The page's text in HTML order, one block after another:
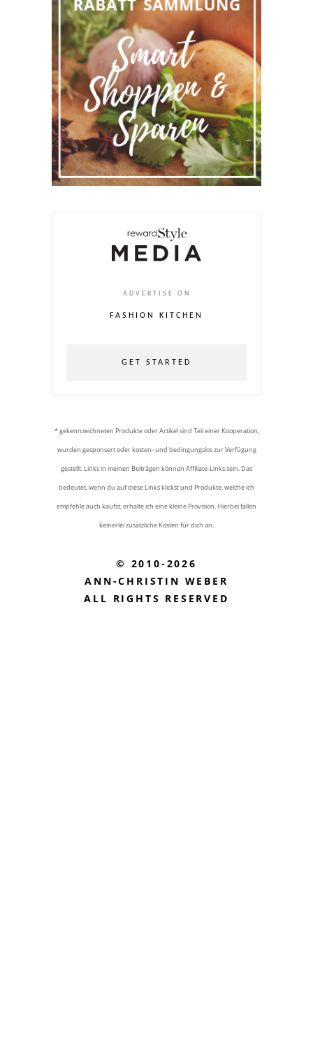
ADVERTISE ON
FASHION KITCHEN
GET STARTED
* gekennzeichneten Produkte oder Artikel sind Teil einer Kooperation,
wurden gesponsert oder kosten- und bedingungslos zur Verfügung
gestellt. Links in meinen Beiträgen können Affiliate-Links sein. Das
bedeutet, wenn du auf diese Links klickst und Produkte, welche ich
empfehle auch kaufst, erhalte ich eine kleine Provision. Hierbei fallen
keinerlei zusätzliche Kosten für dich an.
© 2010-2026
ANN-CHRISTIN WEBER
ALL RIGHTS RESERVED